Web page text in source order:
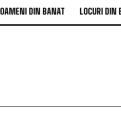
OAMENI DIN BANAT LOCURI DIN